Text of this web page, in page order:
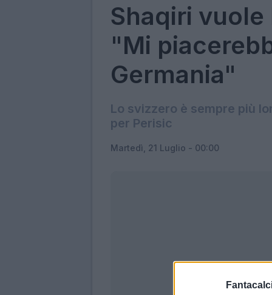
Shaqiri vuole
"Mi
Germania"
Lo svizzero è sempre più
per Perisic
Martedì, 21 Luglio - 00:00